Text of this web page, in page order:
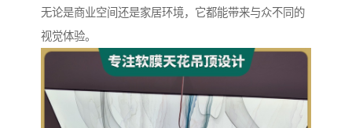
无论是商业空间还是家居环境，它都能带来与众不同的
视觉体验。